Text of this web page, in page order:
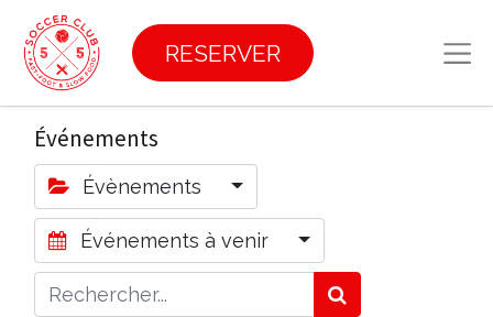
RESERVER
Événements
Évènements
Événements à venir